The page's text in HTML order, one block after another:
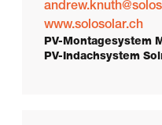
www.solosolar.ch
PV-Montagesystem
PV-Indachsystem